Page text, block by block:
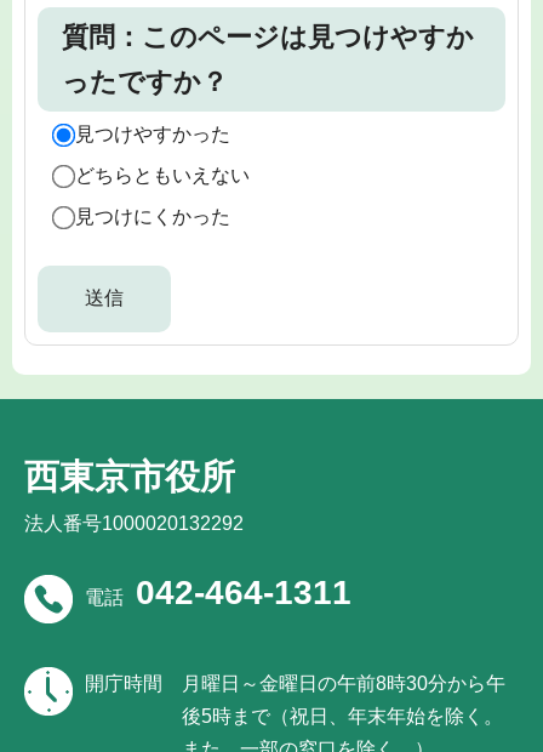
質問：このページは見つけやすか
ったですか？
見つけやすかった
どちらともいえない
見つけにくかった
西東京市役所
法人番号1000020132292
電話 042-464-1311
開庁時間
月曜日～金曜日の午前8時30分から午
後5時まで（祝日、年末年始を除く。